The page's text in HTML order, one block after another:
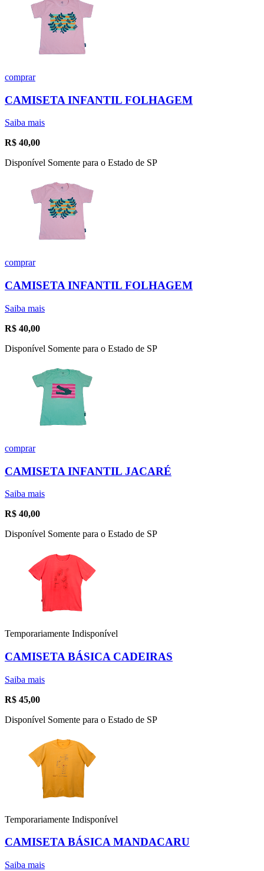
comprar
CAMISETA INFANTIL FOLHAGEM
Saiba mais
R$ 40,00
Disponível Somente para o Estado de SP
comprar
CAMISETA INFANTIL FOLHAGEM
Saiba mais
R$ 40,00
Disponível Somente para o Estado de SP
comprar
CAMISETA INFANTIL JACARÉ
Saiba mais
R$ 40,00
Disponível Somente para o Estado de SP
Temporariamente Indisponível
CAMISETA BÁSICA CADEIRAS
Saiba mais
R$ 45,00
Disponível Somente para o Estado de SP
Temporariamente Indisponível
CAMISETA BÁSICA MANDACARU
Saiba mais